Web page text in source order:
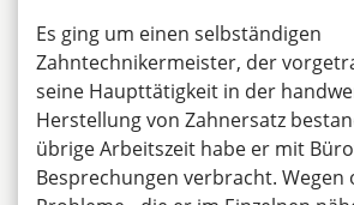
Es ging um einen selbständigen
Zahntechnikermeister, der
seine Haupttätigkeit in der
Herstellung von Zahnersatz
übrige Arbeitszeit habe er mit
Besprechungen verbracht.